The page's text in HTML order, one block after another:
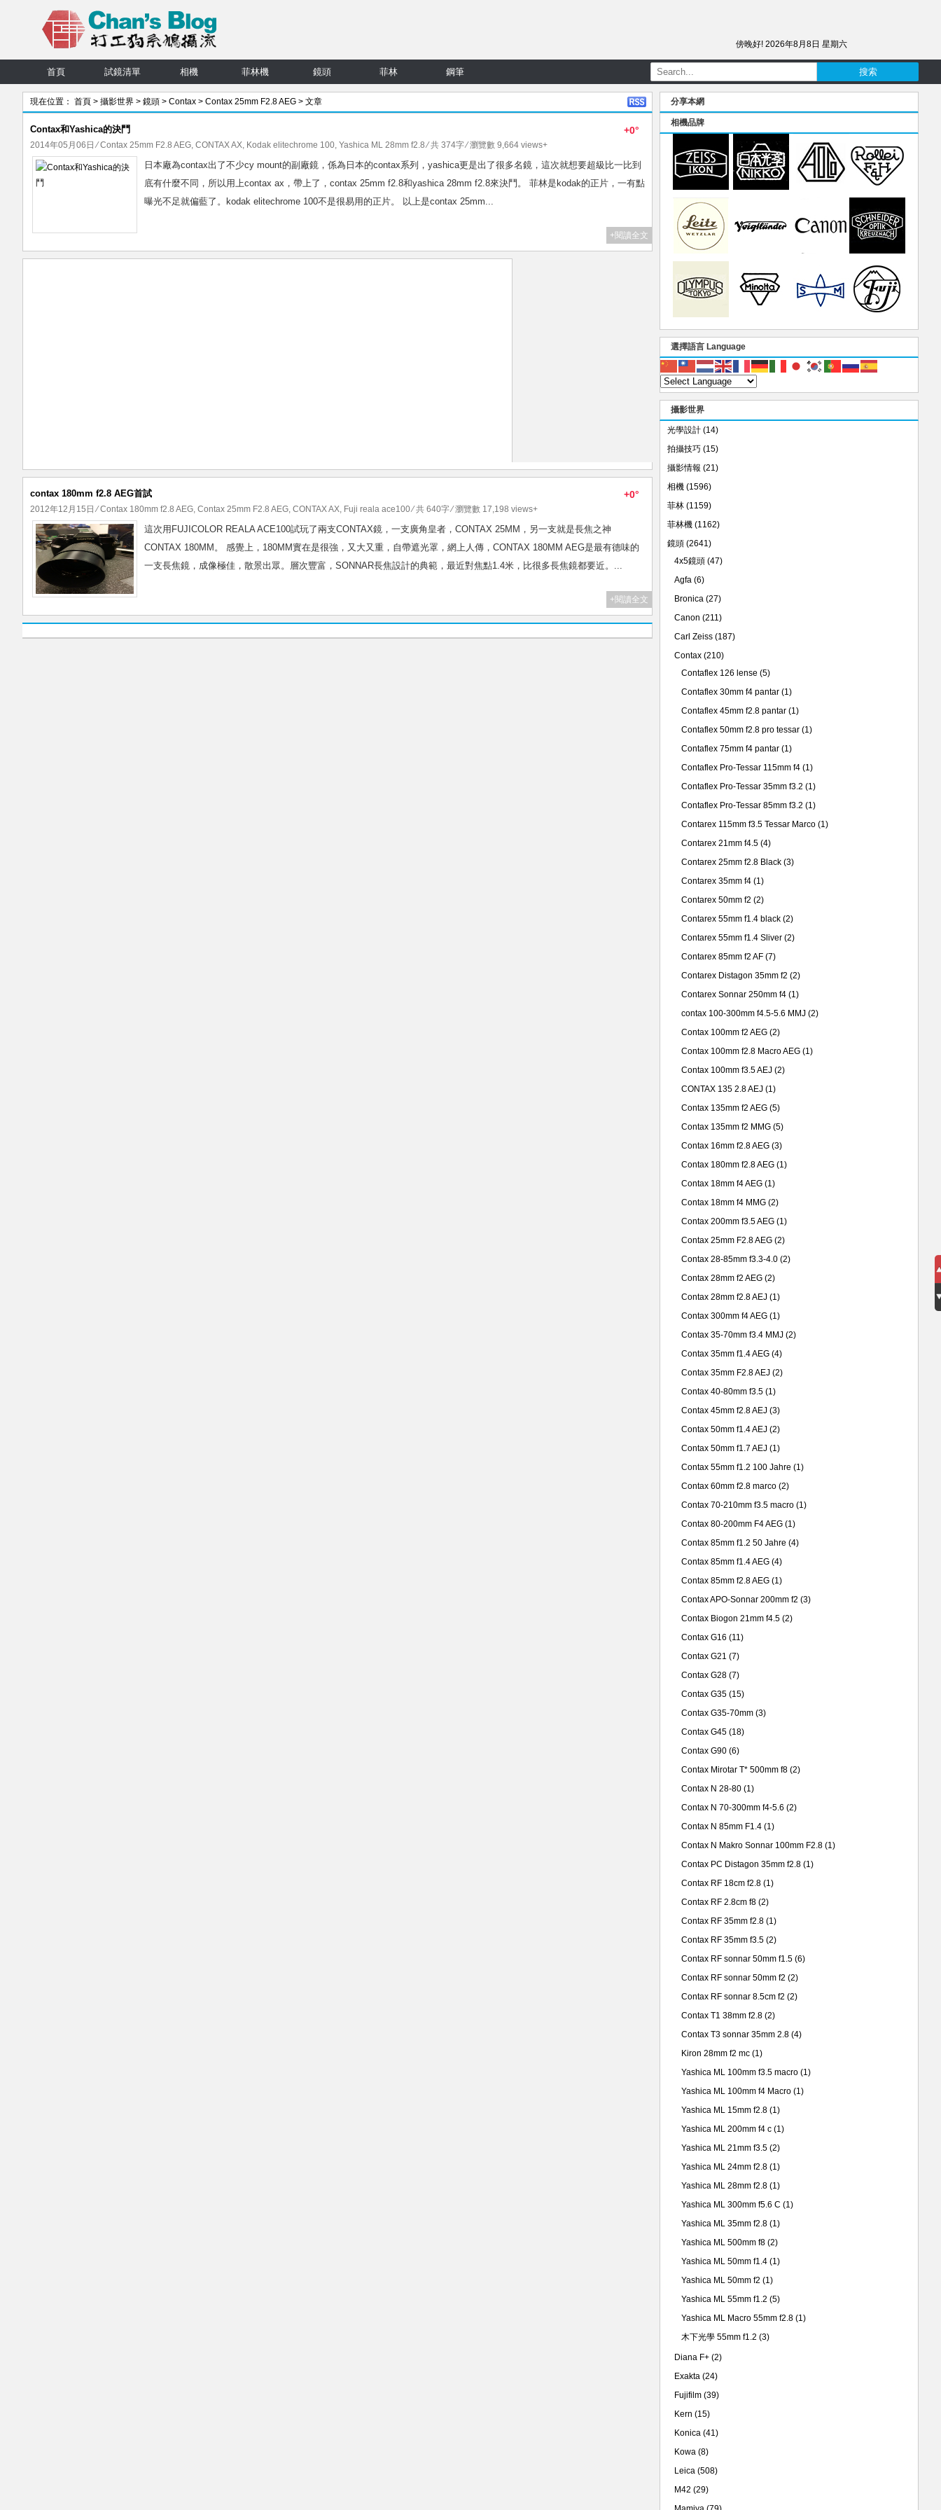
傍晚好! 2026年8月8日 星期六
首頁 試鏡清單 相機 菲林機 鏡頭 菲林 鋼筆
現在位置： 首頁 > 攝影世界 > 鏡頭 > Contax > Contax 25mm F2.8 AEG > 文章
+0°
Contax和Yashica的決鬥
2014年05月06日 ⁄Contax 25mm F2.8 AEG, CONTAX AX, Kodak elitechrome 100, Yashica ML 28mm f2.8⁄ 共 374字 ⁄ 瀏覽數 9,664 views+
日本廠為contax出了不少cy mount的副廠鏡，係為日本的contax系列，yashica更是出了很多名鏡，這次就想要超級比一比到
底有什麼不同，所以用上contax ax，帶上了，contax 25mm f2.8和yashica 28mm f2.8來決鬥。 菲林是kodak的正片，一有點
曝光不足就偏藍了。kodak elitechrome 100不是很易用的正片。 以上是contax 25mm...
+閱讀全文
+0°
contax 180mm f2.8 AEG首試
2012年12月15日 ⁄Contax 180mm f2.8 AEG, Contax 25mm F2.8 AEG, CONTAX AX, Fuji reala ace100⁄ 共 640字 ⁄ 瀏覽數 17,198 views+
這次用FUJICOLOR REALA ACE100試玩了兩支CONTAX鏡，一支廣角皇者，CONTAX 25MM，另一支就是長焦之神
CONTAX 180MM。 感覺上，180MM實在是很強，又大又重，自帶遮光罩，網上人傳，CONTAX 180MM AEG是最有德味的
一支長焦鏡，成像極佳，散景出眾。層次豐富，SONNAR長焦設計的典範，最近對焦點1.4米，比很多長焦鏡都要近。...
+閱讀全文
分享本網
相機品牌
選擇語言 Language
攝影世界
光學設計 (14)
拍攝技巧 (15)
攝影情報 (21)
相機 (1596)
菲林 (1159)
菲林機 (1162)
鏡頭 (2641)
4x5鏡頭 (47)
Agfa (6)
Bronica (27)
Canon (211)
Carl Zeiss (187)
Contax (210)
Contaflex 126 lense (5)
Contaflex 30mm f4 pantar (1)
Contaflex 45mm f2.8 pantar (1)
Contaflex 50mm f2.8 pro tessar (1)
Contaflex 75mm f4 pantar (1)
Contaflex Pro-Tessar 115mm f4 (1)
Contaflex Pro-Tessar 35mm f3.2 (1)
Contaflex Pro-Tessar 85mm f3.2 (1)
Contarex 115mm f3.5 Tessar Marco (1)
Contarex 21mm f4.5 (4)
Contarex 25mm f2.8 Black (3)
Contarex 35mm f4 (1)
Contarex 50mm f2 (2)
Contarex 55mm f1.4 black (2)
Contarex 55mm f1.4 Sliver (2)
Contarex 85mm f2 AF (7)
Contarex Distagon 35mm f2 (2)
Contarex Sonnar 250mm f4 (1)
contax 100-300mm f4.5-5.6 MMJ (2)
Contax 100mm f2 AEG (2)
Contax 100mm f2.8 Macro AEG (1)
Contax 100mm f3.5 AEJ (2)
CONTAX 135 2.8 AEJ (1)
Contax 135mm f2 AEG (5)
Contax 135mm f2 MMG (5)
Contax 16mm f2.8 AEG (3)
Contax 180mm f2.8 AEG (1)
Contax 18mm f4 AEG (1)
Contax 18mm f4 MMG (2)
Contax 200mm f3.5 AEG (1)
Contax 25mm F2.8 AEG (2)
Contax 28-85mm f3.3-4.0 (2)
Contax 28mm f2 AEG (2)
Contax 28mm f2.8 AEJ (1)
Contax 300mm f4 AEG (1)
Contax 35-70mm f3.4 MMJ (2)
Contax 35mm f1.4 AEG (4)
Contax 35mm F2.8 AEJ (2)
Contax 40-80mm f3.5 (1)
Contax 45mm f2.8 AEJ (3)
Contax 50mm f1.4 AEJ (2)
Contax 50mm f1.7 AEJ (1)
Contax 55mm f1.2 100 Jahre (1)
Contax 60mm f2.8 marco (2)
Contax 70-210mm f3.5 macro (1)
Contax 80-200mm F4 AEG (1)
Contax 85mm f1.2 50 Jahre (4)
Contax 85mm f1.4 AEG (4)
Contax 85mm f2.8 AEG (1)
Contax APO-Sonnar 200mm f2 (3)
Contax Biogon 21mm f4.5 (2)
Contax G16 (11)
Contax G21 (7)
Contax G28 (7)
Contax G35 (15)
Contax G35-70mm (3)
Contax G45 (18)
Contax G90 (6)
Contax Mirotar T* 500mm f8 (2)
Contax N 28-80 (1)
Contax N 70-300mm f4-5.6 (2)
Contax N 85mm F1.4 (1)
Contax N Makro Sonnar 100mm F2.8 (1)
Contax PC Distagon 35mm f2.8 (1)
Contax RF 18cm f2.8 (1)
Contax RF 2.8cm f8 (2)
Contax RF 35mm f2.8 (1)
Contax RF 35mm f3.5 (2)
Contax RF sonnar 50mm f1.5 (6)
Contax RF sonnar 50mm f2 (2)
Contax RF sonnar 8.5cm f2 (2)
Contax T1 38mm f2.8 (2)
Contax T3 sonnar 35mm 2.8 (4)
Kiron 28mm f2 mc (1)
Yashica ML 100mm f3.5 macro (1)
Yashica ML 100mm f4 Macro (1)
Yashica ML 15mm f2.8 (1)
Yashica ML 200mm f4 c (1)
Yashica ML 21mm f3.5 (2)
Yashica ML 24mm f2.8 (1)
Yashica ML 28mm f2.8 (1)
Yashica ML 300mm f5.6 C (1)
Yashica ML 35mm f2.8 (1)
Yashica ML 500mm f8 (2)
Yashica ML 50mm f1.4 (1)
Yashica ML 50mm f2 (1)
Yashica ML 55mm f1.2 (5)
Yashica ML Macro 55mm f2.8 (1)
木下光學 55mm f1.2 (3)
Diana F+ (2)
Exakta (24)
Fujifilm (39)
Kern (15)
Konica (41)
Kowa (8)
Leica (508)
M42 (29)